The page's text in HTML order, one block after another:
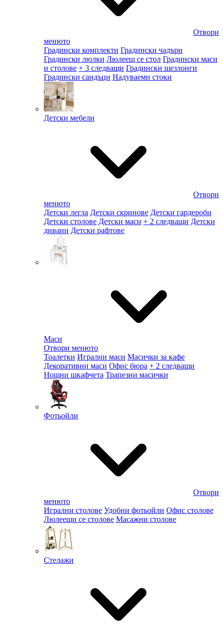
Отвори
менюто
Градински комплекти Градински чадъри
Градински люлки Люлеещ се стол Градински маси
и столове + 3 следващи Градински шезлонги
Градински сандъци Надуваеми стоки
Детски мебели
Отвори
менюто
Детски легла Детски скринове Детски гардероби
Детски столове Детски маси + 2 следващи Детски
дивани Детски рафтове
Маси
Отвори менюто
Тоалетки Игрални маси Масички за кафе
Декоративни маси Офис бюра + 2 следващи
Нощни шкафчета Трапезни масички
Фотьойли
Отвори
менюто
Игрални столове Удобни фотьойли Офис столове
Люлеещи се столове Масажни столове
Стелажи